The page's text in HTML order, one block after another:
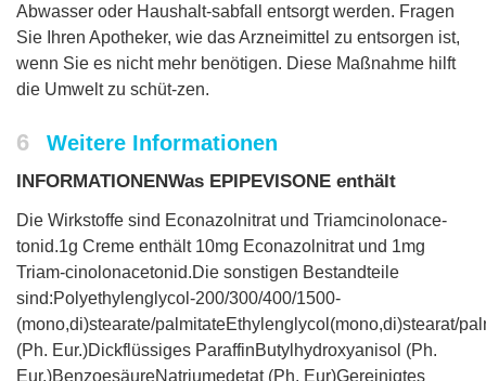
Abwasser oder Haushalt-sabfall entsorgt werden. Fragen
Sie Ihren Apotheker, wie das Arzneimittel zu entsorgen ist,
wenn Sie es nicht mehr benötigen. Diese Maßnahme hilft
die Umwelt zu schüt-zen.
6 Weitere Informationen
INFORMATIONENWas EPIPEVISONE enthält
Die Wirkstoffe sind Econazolnitrat und Triamcinolonace-
tonid.1g Creme enthält 10mg Econazolnitrat und 1mg
Triam-cinolonacetonid.Die sonstigen Bestandteile
sind:Polyethylenglycol-200/300/400/1500-
(mono,di)stearate/palmitateEthylenglycol(mono,di)stearat/
(Ph. Eur.)Dickflüssiges ParaffinButylhydroxyanisol (Ph.
Eur.)BenzoesäureNatriumedetat (Ph. Eur)Gereinigtes